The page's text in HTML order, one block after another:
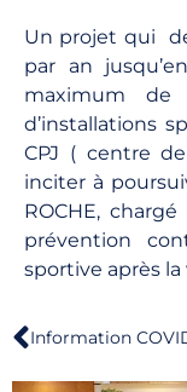
Un projet qui
par an
maximum de
d’installations
CPJ ( centre
inciter à
ROCHE,
prévention
sportive après
Information